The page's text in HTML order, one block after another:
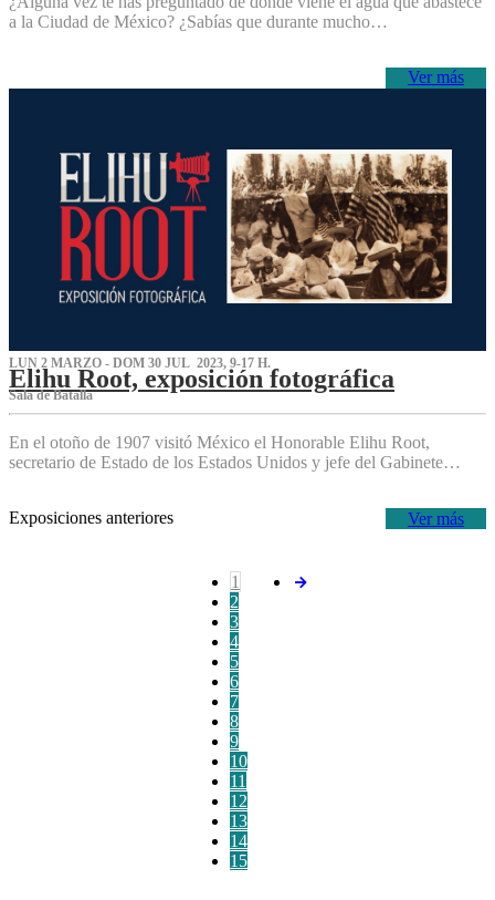
a la Ciudad de México? ¿Sabías que durante mucho…
Ver más
LUN 2 MARZO - DOM 30 JUL 2023, 9-17 H.
Elihu Root, exposición fotográfica
Sala de Batalla
En el otoño de 1907 visitó México el Honorable Elihu Root,
secretario de Estado de los Estados Unidos y jefe del Gabinete…
Ver más
Exposiciones anteriores
1
2
3
4
5
6
7
8
9
10
11
12
13
14
15